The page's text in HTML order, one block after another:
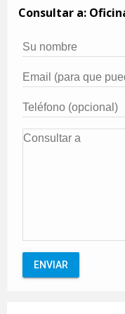
Consultar a: